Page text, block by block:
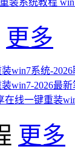
更多
win7系统-
win7-2026最
在线一键重装
更多